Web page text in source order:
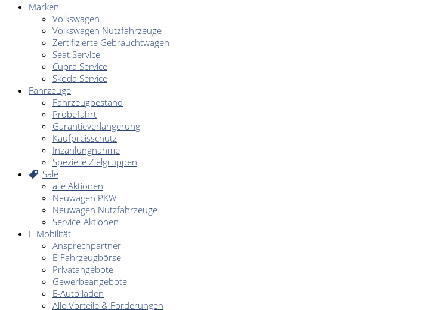
Marken
Volkswagen
Volkswagen Nutzfahrzeuge
Zertifizierte Gebrauchtwagen
Seat Service
Cupra Service
Skoda Service
Fahrzeuge
Fahrzeugbestand
Probefahrt
Garantieverlängerung
Kaufpreisschutz
Inzahlungnahme
Spezielle Zielgruppen
Sale
alle Aktionen
Neuwagen PKW
Neuwagen Nutzfahrzeuge
Service-Aktionen
E-Mobilität
Ansprechpartner
E-Fahrzeugbörse
Privatangebote
Gewerbeangebote
E-Auto laden
Alle Vorteile & Förderungen